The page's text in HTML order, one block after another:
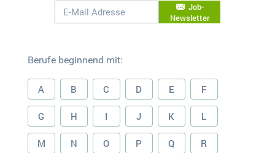
Job-
Newsletter
Berufe beginnend mit:
A B C D E F
G H I J K L
M N O P Q R